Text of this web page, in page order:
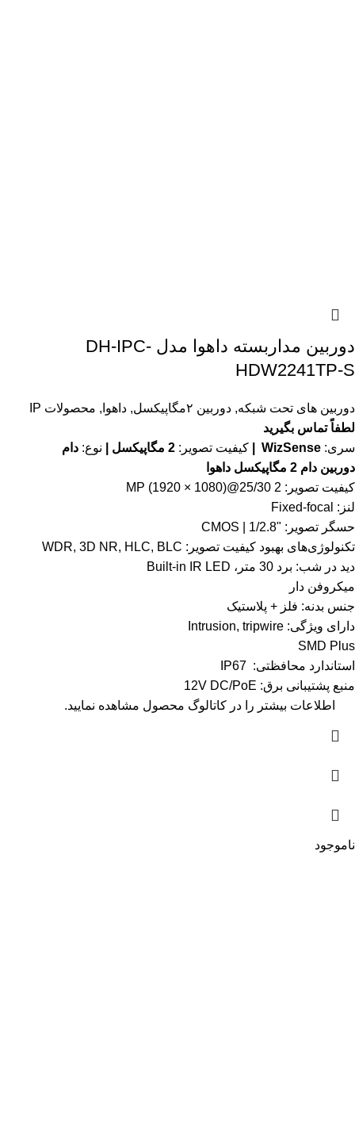
دوربین مداربسته داهوا مدل DH-IPC-
HDW2241TP-S
دوربین های تحت شبکه, دوربین ۲مگاپیکسل , داهوا , محصولات IP
لطفاً تماس بگیرید
سری: WizSense | کیفیت تصویر: نوع: دام
دوربین دام 2 مگاپیکسل داهوا
کیفیت تصویر: 2 MP (1920 × 1080)@25/30
لنز: Fixed-focal
حسگر تصویر: "1/2.8 | CMOS
تکنولوژی‌های بهبود کیفیت تصویر: WDR, 3D NR, HLC, BLC
دید در شب: برد 30 متر، Built-in IR LED
میکروفن دار
جنس بدنه: فلز + پلاستیک
دارای ویژگی: Intrusion, tripwire
SMD Plus
استاندارد محافظتی: IP67
منبع پشتیبانی برق: 12V DC/PoE
اطلاعات بیشتر را در کاتالوگ محصول مشاهده نمایید.
ناموجود